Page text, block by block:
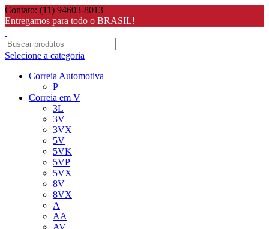
Contato: (11) 94603-8013
Entregamos para todo o BRASIL!
Selecione a categoria
Correia Automotiva
P
Correia em V
3L
3V
3VX
5V
5VK
5VP
5VX
8V
8VX
A
AA
AV